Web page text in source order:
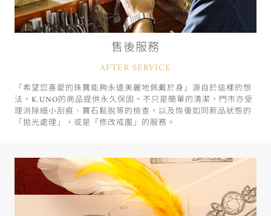
售後服務
AFTER SERVICE
「希望您喜愛的珠寶能夠永遠美麗地佩戴於身」源自於這樣的想
法，K.UNO的商品提供永久保固。不只是簡單的清潔，門市亦受
理消除細小刮痕、寶石鬆脫等的檢查，以及恢復如同新品狀態的
「拋光處理」，或是「修改戒圍」的服務。